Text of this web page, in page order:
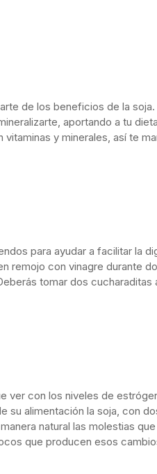
de los beneficios de la
aportando a tu
y minerales, así te
para ayudar a facilitar la
remojo con vinagre durante
tomar dos
ver con los niveles de
su alimentación la soja, con
natural las molestias
que producen esos